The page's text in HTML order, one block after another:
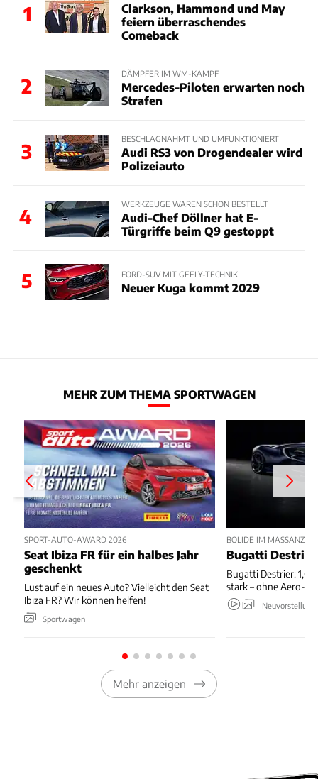
1
Clarkson, Hammond und May
feiern überraschendes
Comeback
2
DÄMPFER IM WM-KAMPF
Mercedes-Piloten erwarten noch
Strafen
3
BESCHLAGNAHMT UND UMFUNKTIONIERT
Audi RS3 von Drogendealer wird
Polizeiauto
4
WERKZEUGE WAREN SCHON BESTELLT
Audi-Chef Döllner hat E-
Türgriffe beim Q9 gestoppt
5 FORD-SUV MIT GEELY-TECHNIK
Neuer Kuga kommt 2029
MEHR ZUM THEMA SPORTWAGEN
SPORT-AUTO-AWARD 2026
Seat Ibiza FR für ein halbes Jahr
geschenkt
Lust auf ein neues Auto? Vielleicht den Seat
Ibiza FR? Wir können helfen!
Sportwagen
BOLIDE IM MASSANZUG
Bugatti
Bugatti Destrier: 1,00
stark – ohne Aero-
Mehr anzeigen